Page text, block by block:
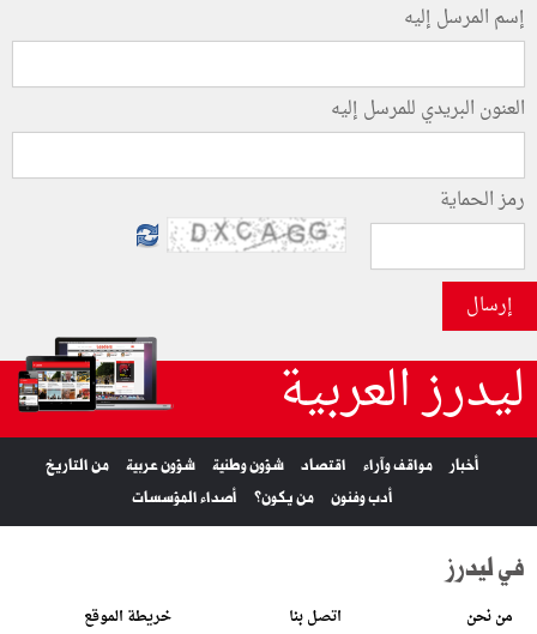
إسم المرسل إليه
العنون البريدي للمرسل إليه
رمز الحماية
إرسال
ليدرز العربية
أخبار مواقف وآراء اقتصاد شؤون وطنية شؤون عربية
من التاريخ
أدب وفنون
من يكون؟ أصداء المؤسسات
في ليدرز
من نحن اتصل بنا خريطة الموقع